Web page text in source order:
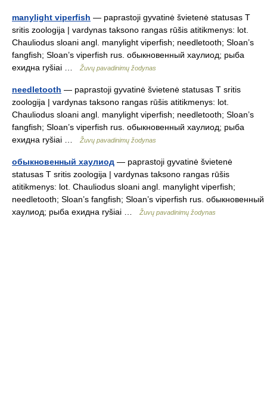
manylight viperfish — paprastoji gyvatinė švietenė statusas T
sritis zoologija | vardynas taksono rangas rūšis atitikmenys: lot.
Chauliodus sloani angl. manylight viperfish; needletooth; Sloan’s
fangfish; Sloan’s viperfish rus. обыкновенный хаулиод; рыба
ехидна ryšiai …
Žuvų pavadinimų žodynas
needletooth — paprastoji gyvatinė švietenė statusas T sritis
zoologija | vardynas taksono rangas rūšis atitikmenys: lot.
Chauliodus sloani angl. manylight viperfish; needletooth; Sloan’s
fangfish; Sloan’s viperfish rus. обыкновенный хаулиод; рыба
ехидна ryšiai …
Žuvų pavadinimų žodynas
обыкновенный хаулиод — paprastoji gyvatinė švietenė
statusas T sritis zoologija | vardynas taksono rangas rūšis
atitikmenys: lot. Chauliodus sloani angl. manylight viperfish;
needletooth; Sloan’s fangfish; Sloan’s viperfish rus. обыкновенный
хаулиод; рыба ехидна ryšiai …
Žuvų pavadinimų žodynas